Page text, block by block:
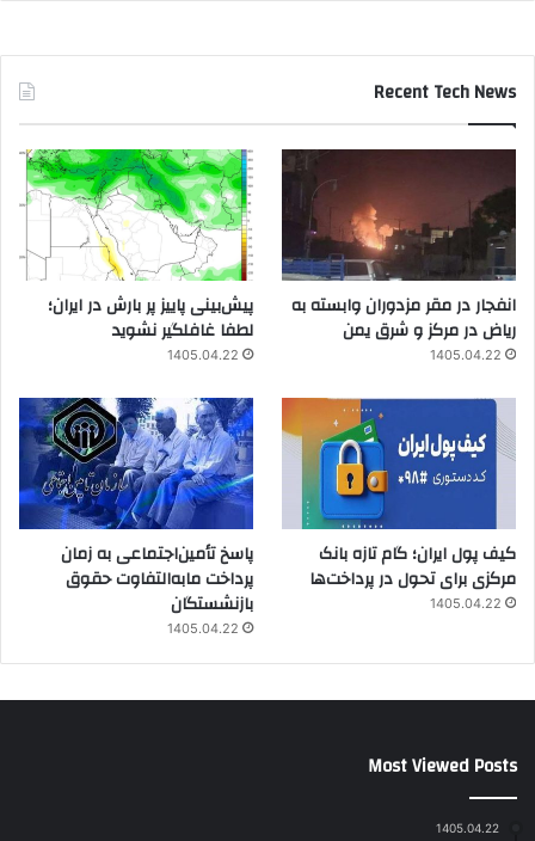
Recent Tech News
انفجار در مقر مزدوران وابسته به
ریاض در مرکز و شرق یمن
1405.04.22
پیش‌بینی پاییز پر بارش در ایران؛
لطفا غافلگیر نشوید
1405.04.22
کیف پول ایران؛ گام تازه بانک
مرکزی برای تحول در پرداخت‌ها
1405.04.22
پاسخ تأمین‌اجتماعی به زمان
پرداخت مابه‌التفاوت حقوق
بازنشستگان
1405.04.22
Most Viewed Posts
1405.04.22